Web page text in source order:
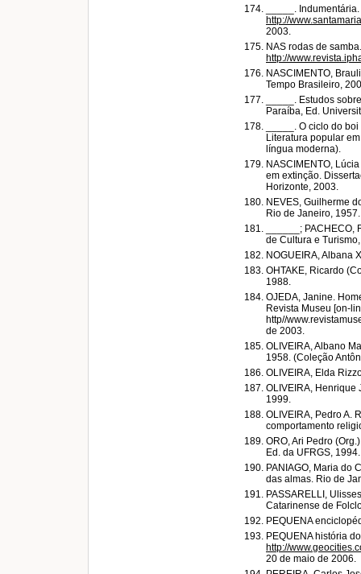
_____.
http://
2003.
NAS rodas de
http://
NASCIMENTO,
Tempo Brasileiro,
_____. Estudos
Paraíba, Ed.
_____. O ciclo do
Literatura popular
língua moderna).
NASCIMENTO,
em extinção.
Horizonte, 2003.
NEVES, Guilherme
Rio de Janeiro, 1957.
______;
de Cultura e
NOGUEIRA, Albana
OHTAKE, Ricardo
1988.
OJEDA, Janine.
Revista Museu [on-
http//
de 2003.
OLIVEIRA, Albano
1958. (Coleção
OLIVEIRA, Elda
OLIVEIRA, Henrique
1999.
OLIVEIRA, Pedro A.
comportamento
ORO, Ari Pedro
Ed. da UFRGS,
PANIAGO, Maria do
das almas. Rio de
PASSARELLI,
Catarinense de
PEQUENA
PEQUENA história
http://
20 de maio de 2006.